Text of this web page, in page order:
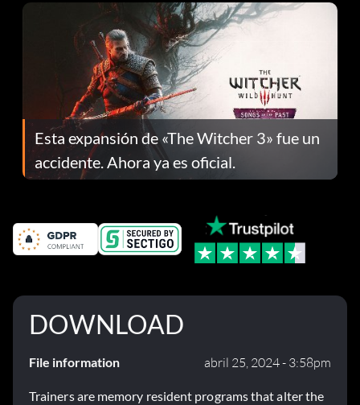
Esta expansión de «The Witcher 3» fue un
accidente. Ahora ya es oficial.
DOWNLOAD
File information abril 25, 2024 - 3:58pm
Trainers are memory resident programs that alter the